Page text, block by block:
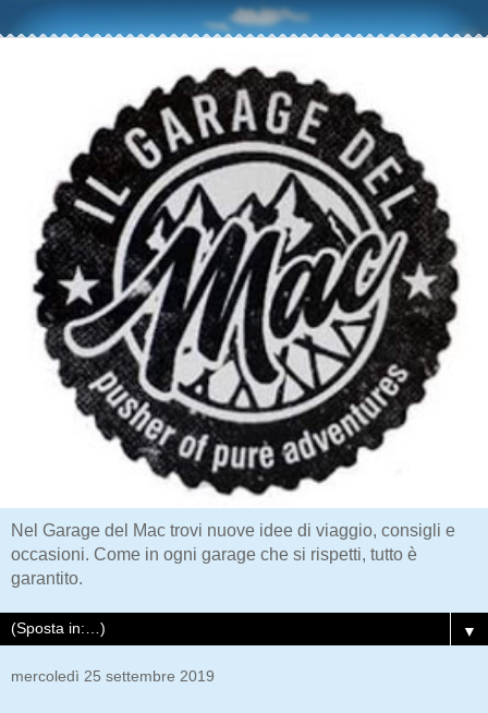
Nel Garage del Mac trovi nuove idee di viaggio, consigli e
occasioni. Come in ogni garage che si rispetti, tutto è
garantito.
▼
mercoledì 25 settembre 2019